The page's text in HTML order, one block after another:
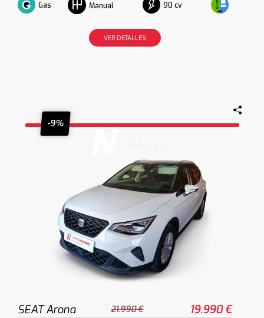
Gas Manual 90 cv
VER DETALLES
-9%
SEAT Arona 21.990 € 19.990 €